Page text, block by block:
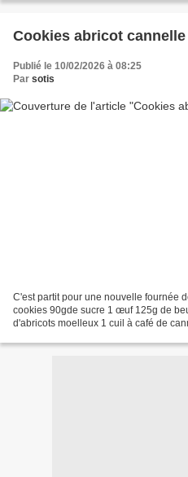
Cookies abricot
Publié le 10/02/2026 à 08:25
Par sotis
C'est partit pour une nouvelle fournée
cookies 90gde sucre 1 œuf 125g de
d'abricots moelleux 1 cuil à café de